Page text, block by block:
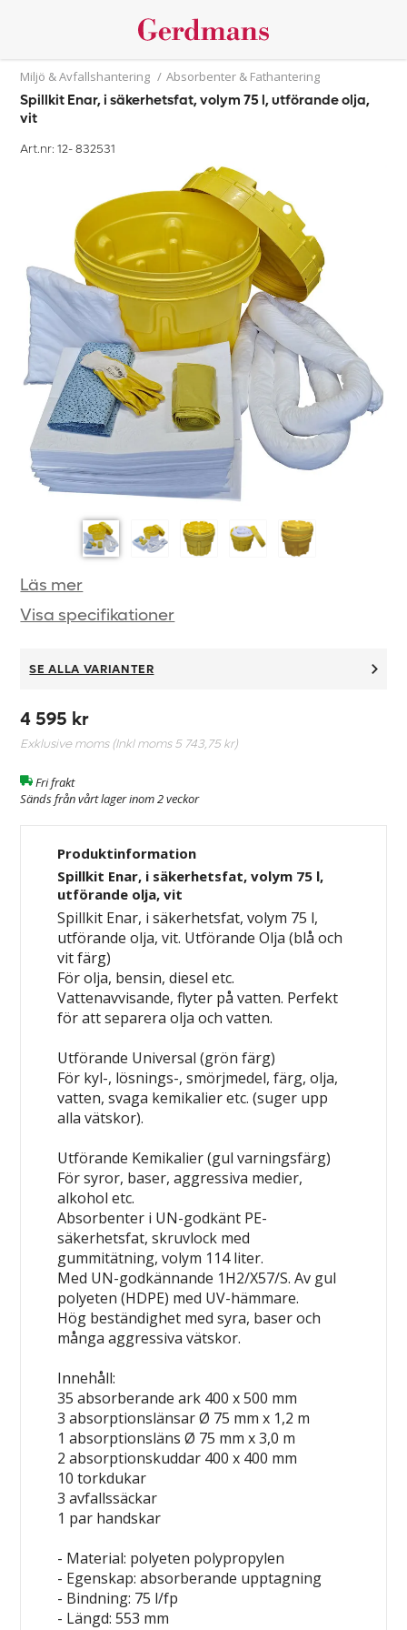
Miljö & Avfallshantering / Absorbenter & Fathantering
Spillkit Enar, i säkerhetsfat, volym 75 l, utförande olja,
vit
Art.nr: 12-832531
Läs mer
Visa specifikationer
SE ALLA VARIANTER
4 595 kr
Exklusive moms (Inkl moms5 743,75 kr)
Fri frakt
Sänds från vårt lager inom 2 veckor
Produktinformation
Spillkit Enar, i säkerhetsfat, volym 75 l,
utförande olja, vit
Spillkit Enar, i säkerhetsfat, volym 75 l,
utförande olja, vit. Utförande Olja (blå och
vit färg)
För olja, bensin, diesel etc.
Vattenavvisande, flyter på vatten. Perfekt
för att separera olja och vatten.
Utförande Universal (grön färg)
För kyl-, lösnings-, smörjmedel, färg, olja,
vatten, svaga kemikalier etc. (suger upp
alla vätskor).
Utförande Kemikalier (gul varningsfärg)
För syror, baser, aggressiva medier,
alkohol etc.
Absorbenter i UN-godkänt PE-
säkerhetsfat, skruvlock med
gummitätning, volym 114 liter.
Med UN-godkännande 1H2/X57/S. Av gul
polyeten (HDPE) med UV-hämmare.
Hög beständighet med syra, baser och
många aggressiva vätskor.
Innehåll:
35 absorberande ark 400 x 500 mm
3 absorptionslänsar Ø 75 mm x 1,2 m
1 absorptionsläns Ø 75 mm x 3,0 m
2 absorptionskuddar 400 x 400 mm
10 torkdukar
3 avfallssäckar
1 par handskar
- Material: polyeten polypropylen
- Egenskap: absorberande upptagning
- Bindning: 75 l/fp
- Längd: 553 mm